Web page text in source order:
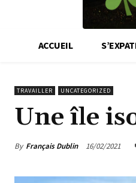
ACCUEIL
TRAVAILLER UNCATEGORIZED
Une île
By Français Dublin 16/02/2021